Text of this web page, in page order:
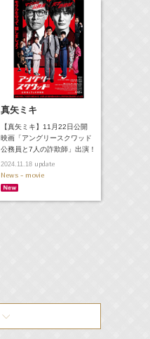
真矢ミキ
【真矢ミキ】11月22日公開
映画「アングリースクワッド
公務員と7人の詐欺師」出演！
2024.11.18update
News - movie